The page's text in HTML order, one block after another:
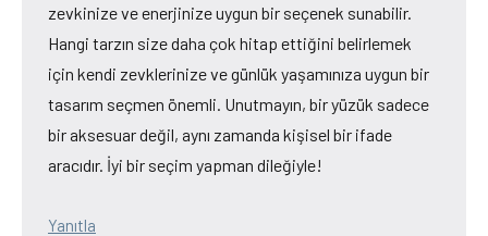
zevkinize ve enerjinize uygun bir seçenek sunabilir.
Hangi tarzın size daha çok hitap ettiğini belirlemek
için kendi zevklerinize ve günlük yaşamınıza uygun bir
tasarım seçmen önemli. Unutmayın, bir yüzük sadece
bir aksesuar değil, aynı zamanda kişisel bir ifade
aracıdır. İyi bir seçim yapman dileğiyle!
Yanıtla